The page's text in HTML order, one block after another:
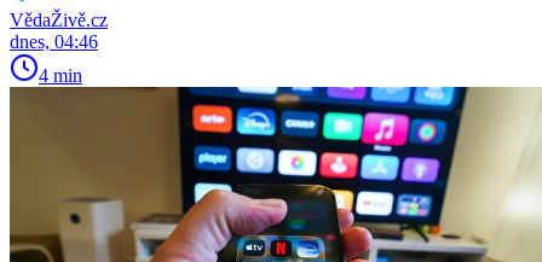
VědaŽivě.cz
dnes, 04:46
4 min